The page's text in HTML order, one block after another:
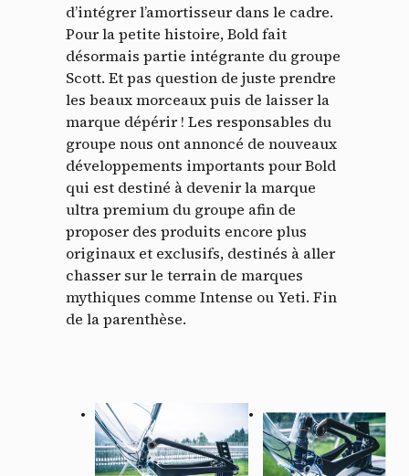
d’intégrer l’amortisseur dans le cadre.
Pour la petite histoire, Bold fait
désormais partie intégrante du groupe
Scott. Et pas question de juste prendre
les beaux morceaux puis de laisser la
marque dépérir ! Les responsables du
groupe nous ont annoncé de nouveaux
développements importants pour Bold
qui est destiné à devenir la marque
ultra premium du groupe afin de
proposer des produits encore plus
originaux et exclusifs, destinés à aller
chasser sur le terrain de marques
mythiques comme Intense ou Yeti. Fin
de la parenthèse.